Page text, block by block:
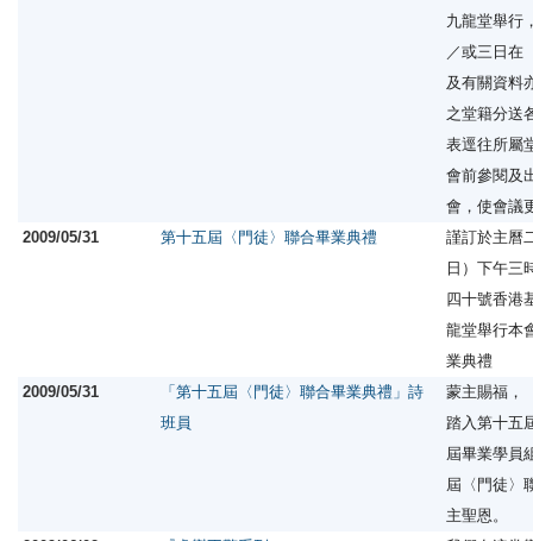
九龍堂舉行
／或三日在
及有關資料
之堂籍分送
表逕往所屬
會前參閱及
會，使會議
2009/05/31
第十五屆〈門徒〉聯合畢業典禮
謹訂於主曆
日）下午三
四十號香港
龍堂舉行本
業典禮
2009/05/31
「第十五屆〈門徒〉聯合畢業典禮」詩
班員
蒙主賜福，
踏入第十五
屆畢業學員
屆〈門徒〉
主聖恩。